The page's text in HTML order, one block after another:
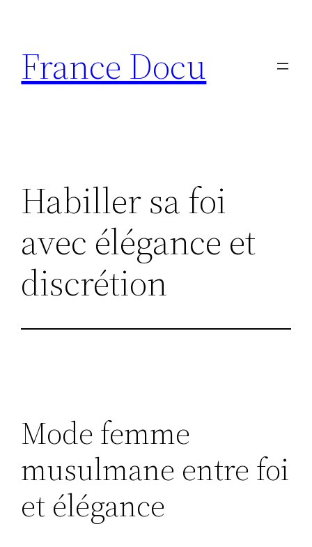
contenu
France Docu
Habiller sa foi
avec élégance et
discrétion
Mode femme
musulmane entre foi
et élégance